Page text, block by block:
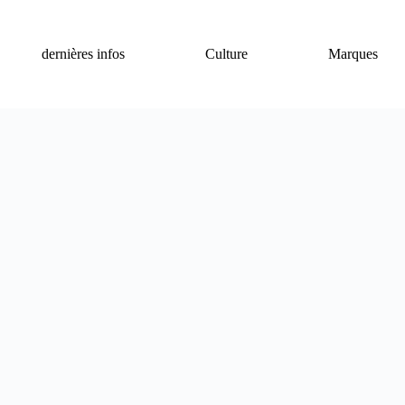
dernières infos
Culture Marques